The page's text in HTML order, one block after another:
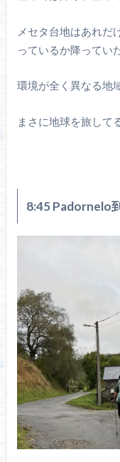
メセタ台地はあれだ
っているか降っていた
環境が全く異なる地
まさに地球を旅して
8:45 Padornelo